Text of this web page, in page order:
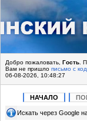
Добро пожаловать, Гость .
Вам не пришло письмо с
06-08-2026, 10:48:27
НАЧАЛО
Искать через Google